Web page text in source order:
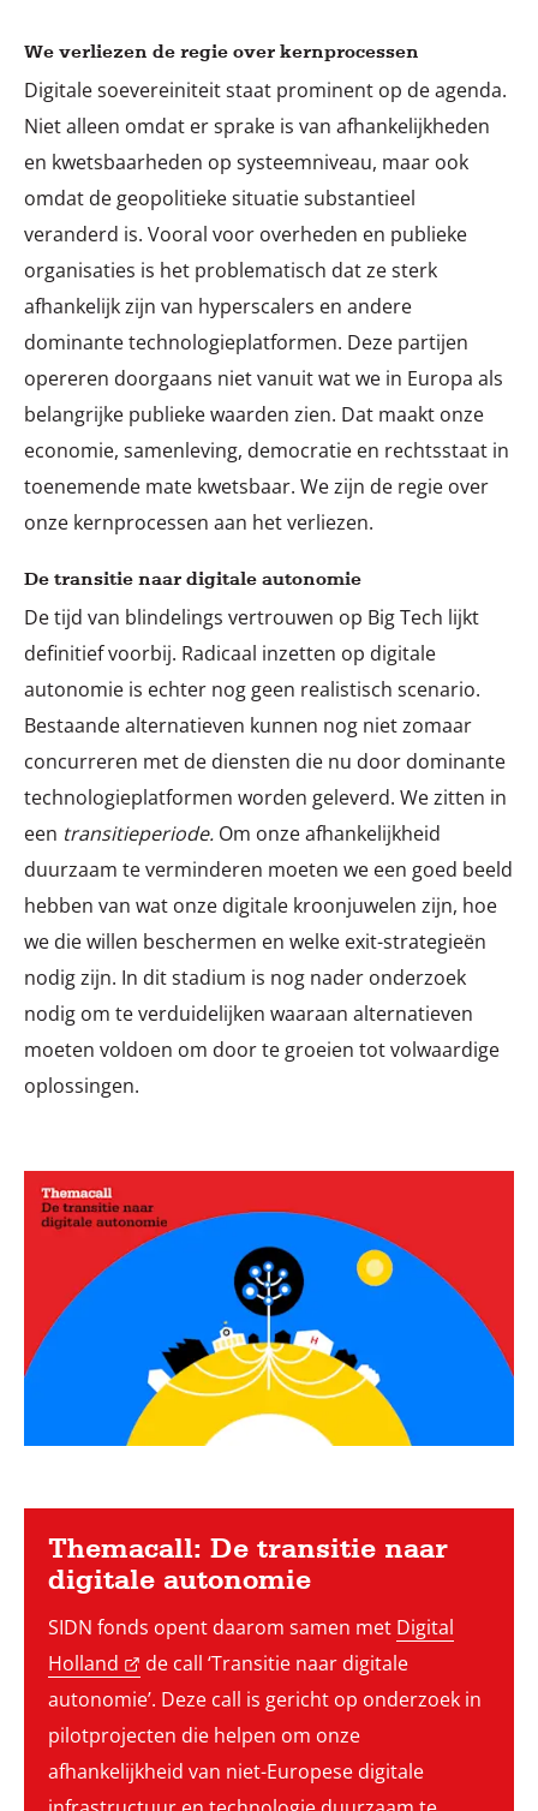
We verliezen de regie over kernprocessen
Digitale soevereiniteit staat prominent op de agenda.
Niet alleen omdat er sprake is van afhankelijkheden
en kwetsbaarheden op systeemniveau, maar ook
omdat de geopolitieke situatie substantieel
veranderd is. Vooral voor overheden en publieke
organisaties is het problematisch dat ze sterk
afhankelijk zijn van hyperscalers en andere
dominante technologieplatformen. Deze partijen
opereren doorgaans niet vanuit wat we in Europa als
belangrijke publieke waarden zien. Dat maakt onze
economie, samenleving, democratie en rechtsstaat in
toenemende mate kwetsbaar. We zijn de regie over
onze kernprocessen aan het verliezen.
De transitie naar digitale autonomie
De tijd van blindelings vertrouwen op Big Tech lijkt
definitief voorbij. Radicaal inzetten op digitale
autonomie is echter nog geen realistisch scenario.
Bestaande alternatieven kunnen nog niet zomaar
concurreren met de diensten die nu door dominante
technologieplatformen worden geleverd. We zitten in
een transitieperiode. Om onze afhankelijkheid
duurzaam te verminderen moeten we een goed beeld
hebben van wat onze digitale kroonjuwelen zijn, hoe
we die willen beschermen en welke exit-strategieën
nodig zijn. In dit stadium is nog nader onderzoek
nodig om te verduidelijken waaraan alternatieven
moeten voldoen om door te groeien tot volwaardige
oplossingen.
Themacall: De transitie naar
digitale autonomie
SIDN fonds opent daarom samen met Digital
Holland
de call ‘Transitie naar digitale
autonomie’. Deze call is gericht op onderzoek in
pilotprojecten die helpen om onze
afhankelijkheid van niet-Europese digitale